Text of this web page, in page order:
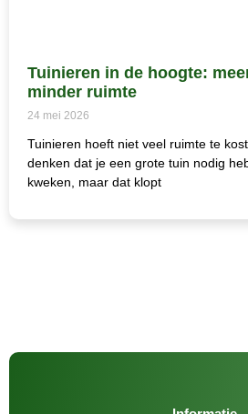
Tuinieren in de hoogte:
minder ruimte
24 mei 2026
Tuinieren hoeft niet veel ruimte te
denken dat je een grote tuin nodig
kweken, maar dat klopt